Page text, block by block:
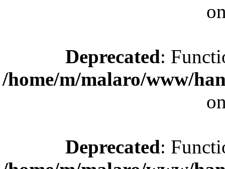
Deprecated:
/home/m/malaro/www/
Deprecated: